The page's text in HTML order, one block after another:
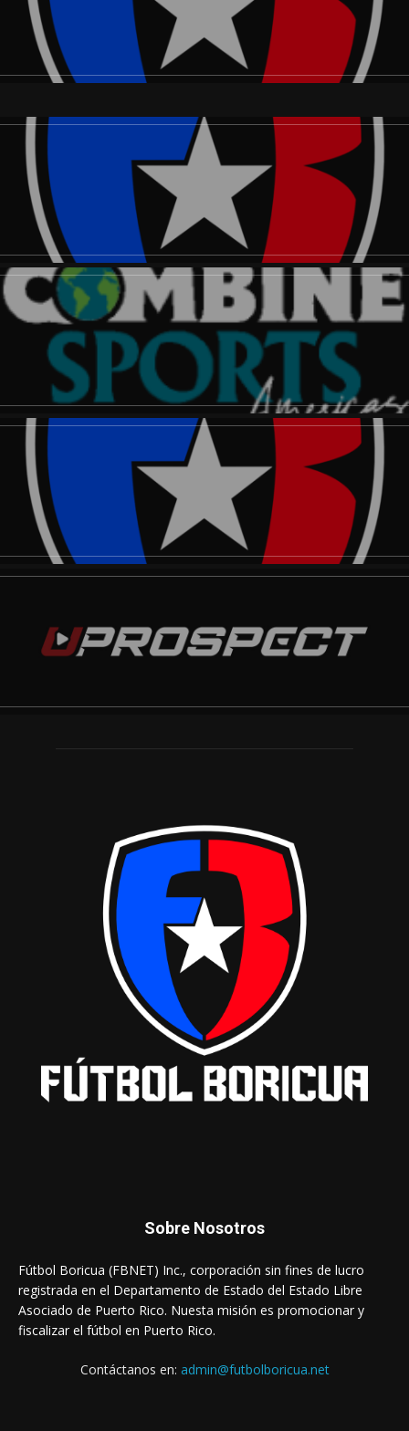
Sobre Nosotros
Fútbol Boricua (FBNET) Inc., corporación sin fines de lucro
registrada en el Departamento de Estado del Estado Libre
Asociado de Puerto Rico. Nuesta misión es promocionar y
fiscalizar el fútbol en Puerto Rico.
Contáctanos en: admin@futbolboricua.net